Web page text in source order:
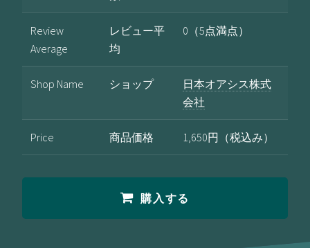
Review
Average
レビュー平
均
0（5点満点）
Shop Name ショップ
日本オアシス株式
会社
Price 商品価格 1,650円（税込み）
購入する